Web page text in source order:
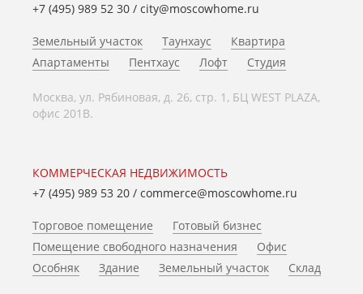
+7 (495) 989 52 30 / city@moscowhome.ru
Земельный участок Таунхаус
Квартира
Апартаменты
Пентхаус Лофт Студия
Москва, ул. Рябиновая, д. 26, стр. 1, БЦ WEST PLAZA,
офис 201В.
КОММЕРЧЕСКАЯ НЕДВИЖИМОСТЬ
+7 (495) 989 53 20 / commerce@moscowhome.ru
Торговое помещение
Готовый бизнес
Помещение свободного назначения
Офис
Особняк
Здание Земельный участок Склад